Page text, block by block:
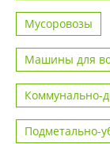
Мусоровозы
Машины для
Подметально-